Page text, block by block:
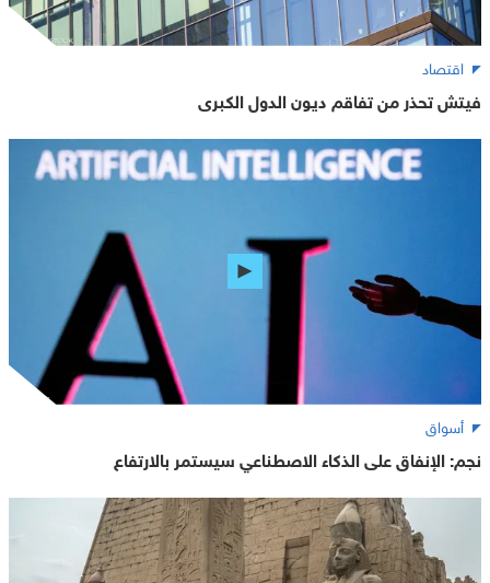
اقتصاد
فيتش تحذر من تفاقم ديون الدول الكبرى
أسواق
نجم: الإنفاق على الذكاء الاصطناعي سيستمر بالارتفاع